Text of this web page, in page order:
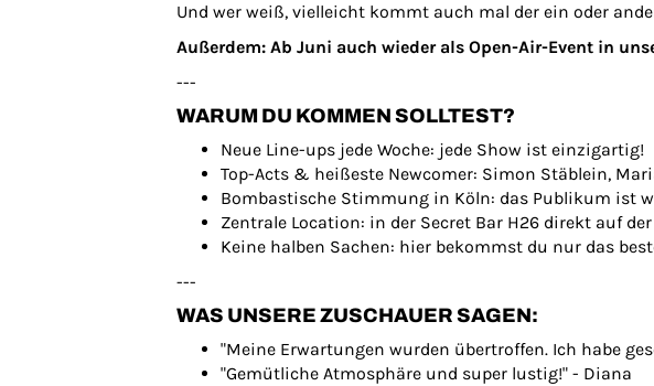
Und wer weiß, vielleicht kommt auch mal der ein oder
Außerdem: Ab Juni auch wieder als Open-Air-Event in
---
WARUM DU KOMMEN SOLLTEST?
Neue Line-ups jede Woche: jede Show ist einzigartig!
Top-Acts & heißeste Newcomer: Simon Stäblein,
Bombastische Stimmung in Köln: das Publikum ist
Zentrale Location: in der Secret Bar H26 direkt auf
Keine halben Sachen: hier bekommst du nur das
---
WAS UNSERE ZUSCHAUER SAGEN:
"Meine Erwartungen wurden übertroffen. Ich habe
"Gemütliche Atmosphäre und super lustig!" - Diana